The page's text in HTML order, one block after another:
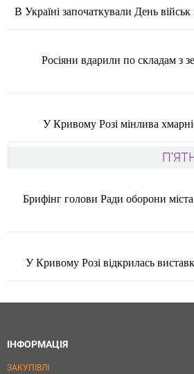
В Україні започаткували День військ
Росіяни вдарили по складам з
У Кривому Розі мінлива
Брифінг голови Ради оборони
У Кривому Розі відкрилась
ІНФОРМАЦІЯ
ЗАКУПІВЛІ